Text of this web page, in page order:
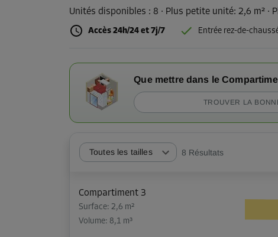
Unités disponibles : 8 · Plus petite unité: 2,6 m² ·
Accès 24h/24 et 7j/7 Entrée rez-de-
Que mettre dans le
TROUVER LA
Toutes les tailles 8 Résultats
Compartiment 3
Surface: 2,6 m²
Volume: 8,1 m³